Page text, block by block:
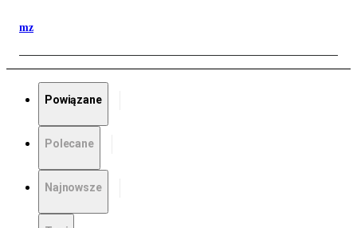
mz
Powiązane
Polecane
Najnowsze